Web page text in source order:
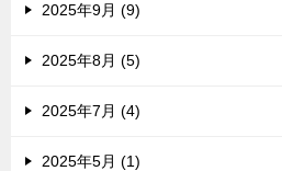
2025年9月 (9)
2025年8月 (5)
2025年7月 (4)
2025年5月 (1)